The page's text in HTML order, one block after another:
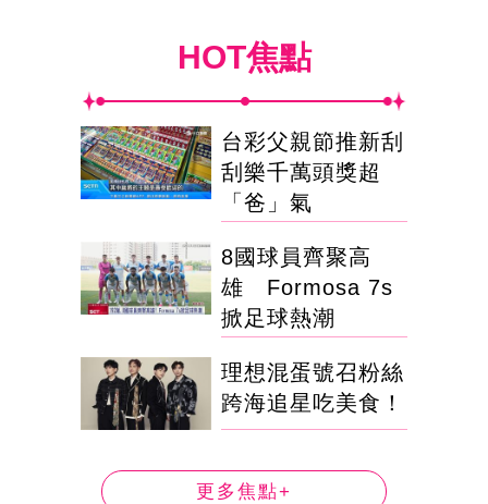
HOT焦點
台彩父親節推新刮
刮樂千萬頭獎超
「爸」氣
8國球員齊聚高
雄 Formosa 7s
掀足球熱潮
理想混蛋號召粉絲
跨海追星吃美食！
更多焦點+